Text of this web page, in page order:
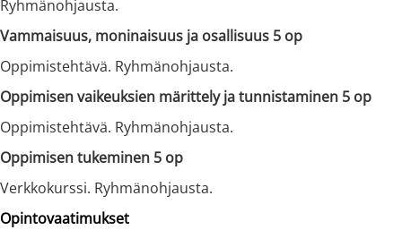
Ryhmänohjausta.
Vammaisuus, moninaisuus ja osallisuus 5 op
Oppimistehtävä. Ryhmänohjausta.
Oppimisen vaikeuksien märittely ja tunnistaminen 5 op
Oppimistehtävä. Ryhmänohjausta.
Oppimisen tukeminen 5 op
Verkkokurssi. Ryhmänohjausta.
Opintovaatimukset